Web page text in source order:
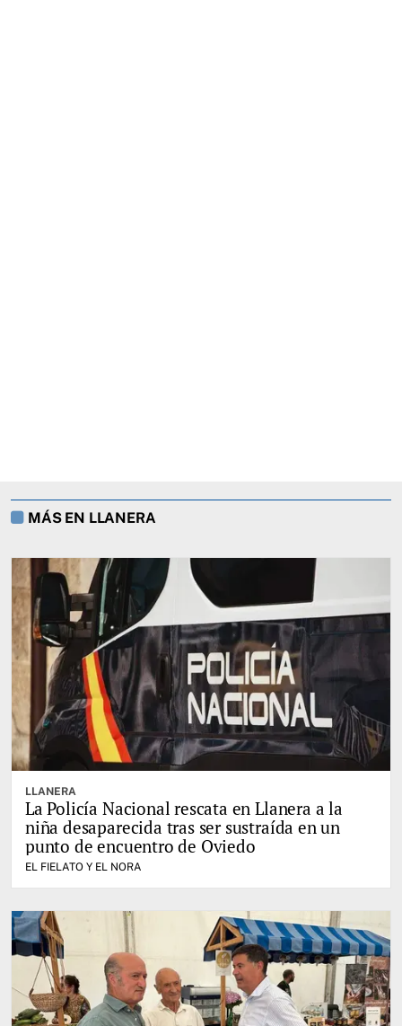
MÁS EN LLANERA
LLANERA
La Policía Nacional rescata en Llanera a la
niña desaparecida tras ser sustraída en un
punto de encuentro de Oviedo
EL FIELATO Y EL NORA